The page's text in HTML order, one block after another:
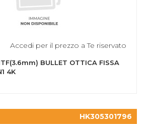
Accedi per il prezzo a Te riservato
BULLET OTTICA FISSA
4K
HK305301796